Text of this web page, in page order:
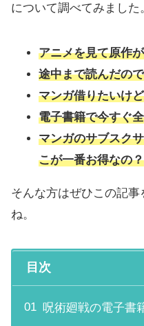
について調べてみました
アニメを見て原作
途中まで読んだの
マンガ借りたいけ
電子書籍で今すぐ
マンガのサブスク
こが一番お得なの？
そんな方はぜひこの記
ね。
目次
呪術廻戦の電子書